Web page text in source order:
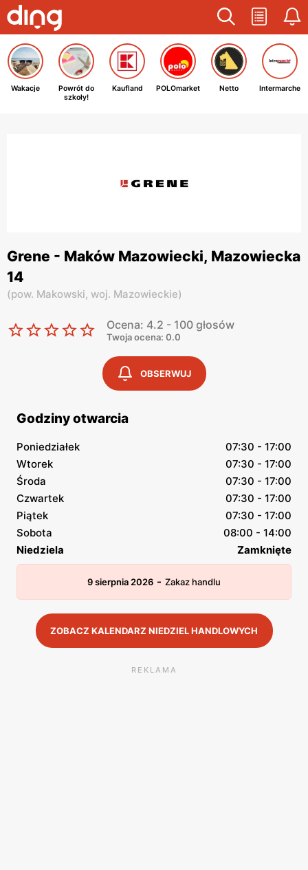
Wakacje
Powrót do
szkoły!
Kaufland POLOmarket Netto Intermarche
Grene - Maków Mazowiecki, Mazowiecka
14
(pow. Makowski, woj. Mazowieckie)
Ocena: 4.2 - 100 głosów
Twoja ocena: 0.0
OBSERWUJ
Godziny otwarcia
Poniedziałek
07:30 - 17:00
Wtorek
07:30 - 17:00
Środa
07:30 - 17:00
Czwartek
07:30 - 17:00
Piątek
07:30 - 17:00
Sobota
08:00 - 14:00
Niedziela
Zamknięte
9 sierpnia 2026 - Zakaz handlu
ZOBACZ KALENDARZ NIEDZIEL HANDLOWYCH
REKLAMA